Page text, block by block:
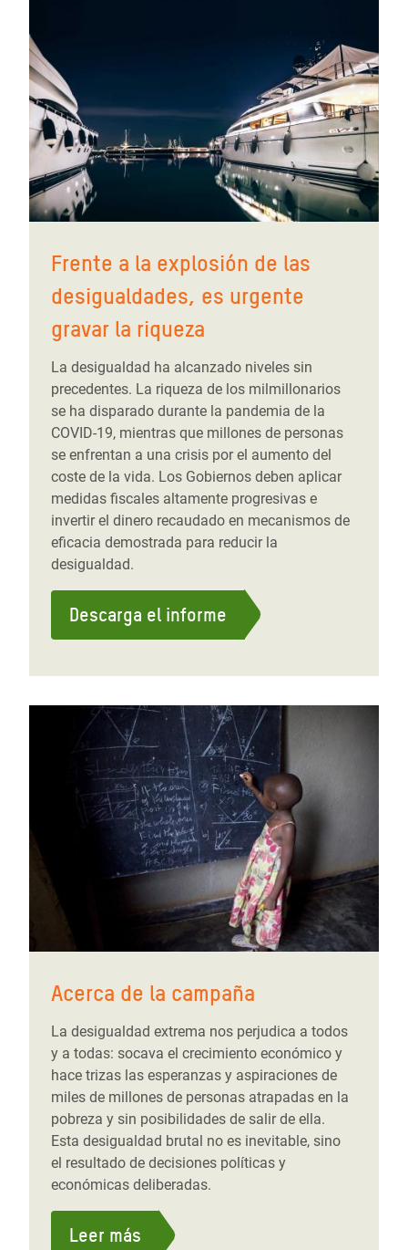
Frente a la explosión de las
desigualdades, es urgente
gravar la riqueza
La desigualdad ha alcanzado niveles sin
precedentes. La riqueza de los milmillonarios
se ha disparado durante la pandemia de la
COVID-19, mientras que millones de personas
se enfrentan a una crisis por el aumento del
coste de la vida. Los Gobiernos deben aplicar
medidas fiscales altamente progresivas e
invertir el dinero recaudado en mecanismos de
eficacia demostrada para reducir la
desigualdad.
Descarga el informe
Acerca de la campaña
La desigualdad extrema nos perjudica a todos
y a todas: socava el crecimiento económico y
hace trizas las esperanzas y aspiraciones de
miles de millones de personas atrapadas en la
pobreza y sin posibilidades de salir de ella.
Esta desigualdad brutal no es inevitable, sino
el resultado de decisiones políticas y
económicas deliberadas.
Leer más